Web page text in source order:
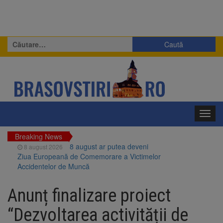
Caută
după:
Breaking News
8 august 2026
8 august ar putea deveni
Ziua Europeană de Comemorare a Victimelor
Accidentelor de Muncă
fostului complex Duplex 91, de lângă Piața
Star
8 august 2026
Ungaria renunță la apelul
pentru reducerea consumului de energie.
Anunț finalizare proiect
“Dezvoltarea activității de